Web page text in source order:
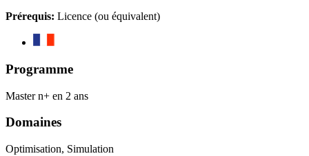
Prérequis: Licence (ou équivalent)
Programme
Master n+ en 2 ans
Domaines
Optimisation, Simulation